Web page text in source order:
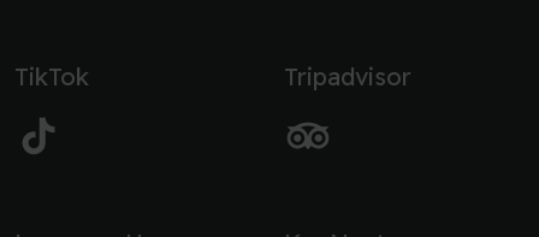
TikTok Tripadvisor